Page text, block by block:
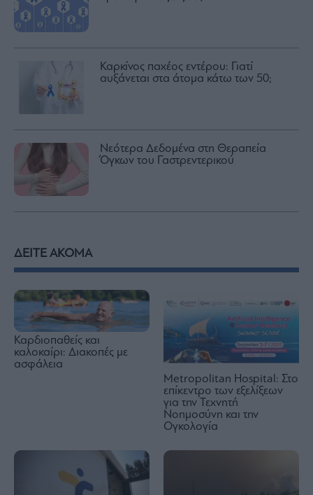
Καρκίνος παχέος εντέρου: Γιατί
αυξάνεται στα άτομα κάτω των 50;
Νεότερα Δεδομένα στη Θεραπεία
Όγκων του Γαστρεντερικού
ΔΕΙΤΕ ΑΚΟΜΑ
Καρδιοπαθείς και
καλοκαίρι: Διακοπές με
ασφάλεια
Metropolitan Hospital: Στο
επίκεντρο των εξελίξεων
για την Τεχνητή
Νοημοσύνη και την
Ογκολογία